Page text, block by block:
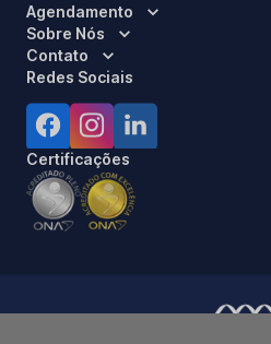
Agendamento
Sobre Nós
Contato
Redes Sociais
Certificações